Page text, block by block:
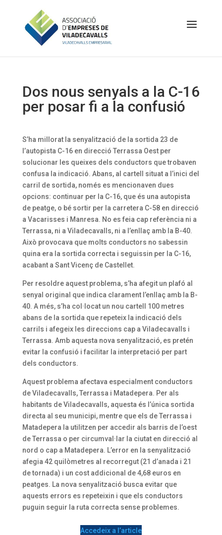
Dos nous senyals a la C-16
per posar fi a la confusió
S’ha millorat la senyalització de la sortida 23 de
l’autopista C-16 en direcció Terrassa Oest per
solucionar les queixes dels conductors que trobaven
confusa la indicació. Abans, al cartell situat a l’inici del
carril de sortida, només es mencionaven dues
opcions: continuar per la C-16, que és una autopista
de peatge, o bé sortir per la carretera C-58 en direcció
a Vacarisses i Manresa. No es feia cap referència ni a
Terrassa, ni a Viladecavalls, ni a l’enllaç amb la B-40.
Això provocava que molts conductors no sabessin
quina era la sortida correcta i seguissin per la C-16,
acabant a Sant Vicenç de Castellet.
Per resoldre aquest problema, s’ha afegit un plafó al
senyal original que indica clarament l’enllaç amb la B-
40. A més, s’ha col·locat un nou cartell 100 metres
abans de la sortida que repeteix la indicació dels
carrils i afegeix les direccions cap a Viladecavalls i
Terrassa. Amb aquesta nova senyalització, es pretén
evitar la confusió i facilitar la interpretació per part
dels conductors.
Aquest problema afectava especialment conductors
de Viladecavalls, Terrassa i Matadepera. Per als
habitants de Viladecavalls, aquesta és l’única sortida
directa al seu municipi, mentre que els de Terrassa i
Matadepera la utilitzen per accedir als barris de l’oest
de Terrassa o per circumval·lar la ciutat en direcció al
nord o cap a Matadepera. L’error en la senyalització
afegia 42 quilòmetres al recorregut (21 d’anada i 21
de tornada) i un cost addicional de 4,68 euros en
peatges. La nova senyalització busca evitar que
aquests errors es repeteixin i que els conductors
puguin seguir la ruta correcta sense problemes.
Accedeix a l’article